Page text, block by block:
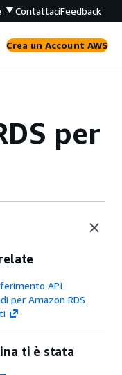
ContattaciFeedback
Crea un Account AWS
per
API
per Amazon RDS
ti è stata